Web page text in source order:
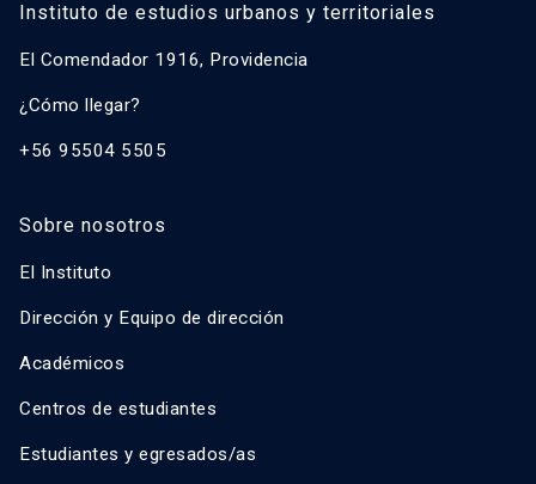
Instituto de estudios urbanos y territoriales
El Comendador 1916, Providencia
¿Cómo llegar?
+56 95504 5505
Sobre nosotros
El Instituto
Dirección y Equipo de dirección
Académicos
Centros de estudiantes
Estudiantes y egresados/as